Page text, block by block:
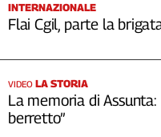
INTERNAZIONALE
Flai Cgil, parte la
VIDEO LA STORIA
La memoria di
berretto”